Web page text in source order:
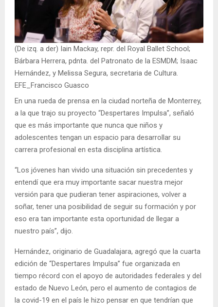
(De izq. a der) Iain Mackay, repr. del Royal Ballet School;
Bárbara Herrera, pdnta. del Patronato de la ESMDM; Isaac
Hernández, y Melissa Segura, secretaria de Cultura.
EFE_Francisco Guasco
En una rueda de prensa en la ciudad norteña de Monterrey,
a la que trajo su proyecto “Despertares Impulsa”, señaló
que es más importante que nunca que niños y
adolescentes tengan un espacio para desarrollar su
carrera profesional en esta disciplina artística.
“Los jóvenes han vivido una situación sin precedentes y
entendí que era muy importante sacar nuestra mejor
versión para que pudieran tener aspiraciones, volver a
soñar, tener una posibilidad de seguir su formación y por
eso era tan importante esta oportunidad de llegar a
nuestro país”, dijo.
Hernández, originario de Guadalajara, agregó que la cuarta
edición de “Despertares Impulsa” fue organizada en
tiempo récord con el apoyo de autoridades federales y del
estado de Nuevo León, pero el aumento de contagios de
la covid-19 en el país le hizo pensar en que tendrían que